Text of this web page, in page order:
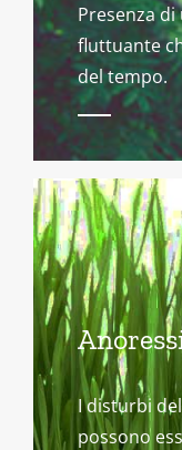
Presenza di
fluttuante
del tempo.
I disturbi
possono